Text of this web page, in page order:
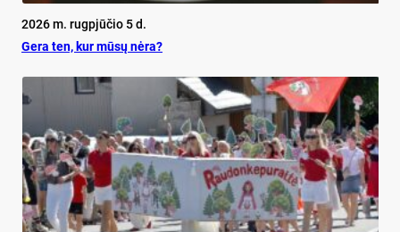
2026 m. rugpjūčio 5 d.
Ge­ra ten, kur mū­sų nė­ra?